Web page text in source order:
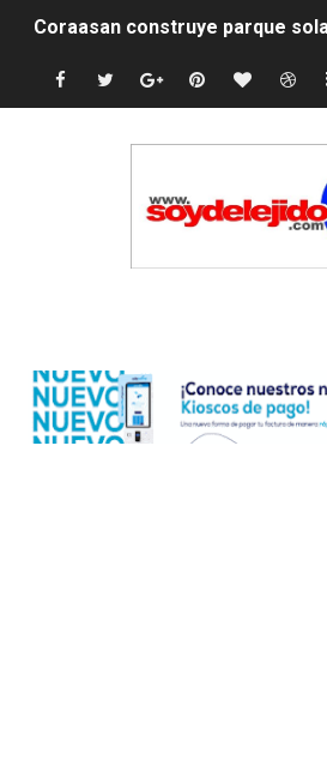
Coraasan construye parque
Irán apuesta por resistencia
Precio del dólar hoy viernes 7
Un derrumbe en el centro de
La nube sahariana número 14